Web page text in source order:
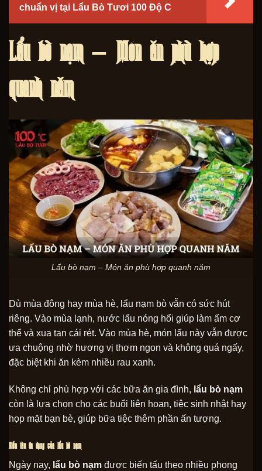
chuẩn vị tại Lẩu Bò Tươi 100 Độ C
Lẩu bò nạm – Món ăn phù hợp
quanh năm
Lẩu bò nạm – Món ăn phù hợp quanh năm
Dù mùa đông hay mùa hè, lẩu nạm bò vẫn có sức hút
riêng. Vào mùa lạnh, nước lẩu nóng hổi giúp làm ấm cơ
thể và xua tan cái rét. Vào mùa hè, món lẩu này vẫn được
ưa chuộng nhờ hương vị thơm ngon và không quá ngấy,
đặc biệt khi ăn kèm nhiều rau xanh.
Không chỉ phù hợp với các bữa ăn gia đình, lẩu bò nạm
còn là lựa chọn cho các buổi liên hoan, tiệc sinh nhật hay
họp mặt bạn bè, giúp bữa tiệc thêm phần ấn tượng.
Biến tấu đa dạng của lẩu bò nạm
Ngày nay, lẩu bò nạm được biến tấu theo nhiều phong